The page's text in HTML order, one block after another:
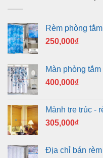
Rèm phòng
250,000₫
Màn phòng
400,000₫
Mành tre trúc -
305,000₫
Địa chỉ bán